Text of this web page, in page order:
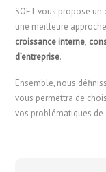
SOFT vous propose
une meilleure
croissance interne,
d’entreprise.
Ensemble, nous
vous permettra de
vos problématiques de